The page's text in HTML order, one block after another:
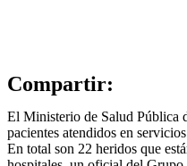
Compartir:
El Ministerio de Salud Pública
pacientes atendidos en
En total son 22 heridos que